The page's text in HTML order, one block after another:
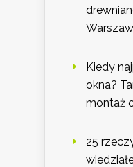
Kiedy
okna?
montaż
25